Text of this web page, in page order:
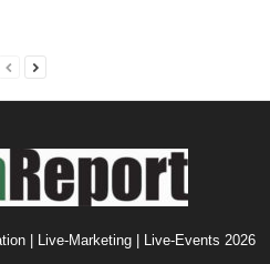
| Live-Marketing | Live-Events 2026